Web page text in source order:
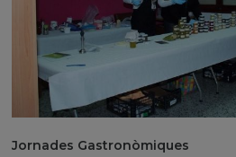
Jornades Gastronòmiques